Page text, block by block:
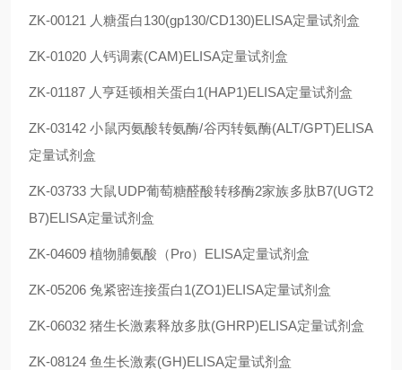
ZK-00121 人糖蛋白130(gp130/CD130)ELISA定量试剂盒
ZK-01020 人钙调素(CAM)ELISA定量试剂盒
ZK-01187 人亨廷顿相关蛋白1(HAP1)ELISA定量试剂盒
ZK-03142 小鼠丙氨酸转氨酶/谷丙转氨酶(ALT/GPT)ELISA
定量试剂盒
ZK-03733 大鼠UDP葡萄糖醛酸转移酶2家族多肽B7(UGT2
B7)ELISA定量试剂盒
ZK-04609 植物脯氨酸（Pro）ELISA定量试剂盒
ZK-05206 兔紧密连接蛋白1(ZO1)ELISA定量试剂盒
ZK-06032 猪生长激素释放多肽(GHRP)ELISA定量试剂盒
ZK-08124 鱼生长激素(GH)ELISA定量试剂盒